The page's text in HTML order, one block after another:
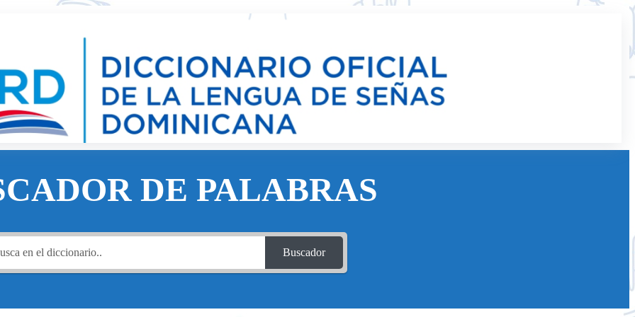
DE PALABRAS
Buscador